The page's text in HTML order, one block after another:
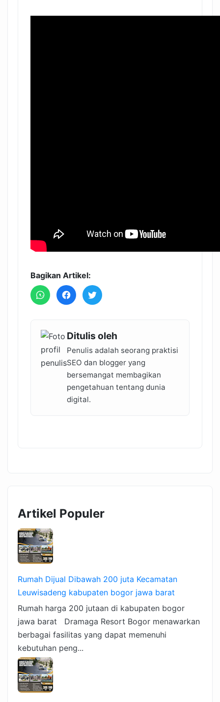
Bagikan Artikel:
Ditulis oleh
Penulis adalah seorang praktisi
SEO dan blogger yang
bersemangat membagikan
pengetahuan tentang dunia
digital.
Artikel Populer
Rumah Dijual Dibawah 200 juta Kecamatan
Leuwisadeng kabupaten bogor jawa barat
Rumah harga 200 jutaan di kabupaten bogor
jawa barat Dramaga Resort Bogor menawarkan
berbagai fasilitas yang dapat memenuhi
kebutuhan peng...